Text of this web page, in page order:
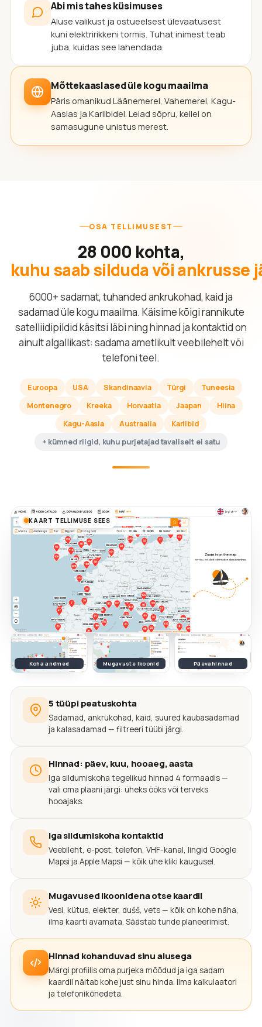
Abi mis tahes küsimuses
Aluse valikust ja ostueelsest ülevaatusest
kuni elektririkkeni tormis. Tuhat inimest teab
juba, kuidas see lahendada.
Mõttekaaslased üle kogu maailma
Päris omanikud Läänemerel, Vahemerel, Kagu-
Aasias ja Kariibidel. Leiad sõpru, kellel on
samasugune unistus merest.
OSA TELLIMUSEST
28 000 kohta,
kuhu saab silduda või ankrusse
6000+ sadamat, tuhanded ankrukohad, kaid ja
sadamad üle kogu maailma. Käisime kõigi rannikute
satelliidipildid käsitsi läbi ning hinnad ja kontaktid on
ainult algallikast: sadama ametlikult veebilehelt või
telefoni teel.
Euroopa USA Skandinaavia Türgi
Tuneesia
Montenegro
Kreeka Horvaatia Jaapan
Hiina
Kagu-Aasia
Austraalia
Kariibid
+ kümned riigid, kuhu purjetajad tavaliselt ei satu
KAART TELLIMUSE SEES
Koha andmed Mugavuste ikoonid Päevahinnad
5 tüüpi peatuskohta
Sadamad, ankrukohad, kaid, suured kaubasadamad
ja kalasadamad — filtreeri tüübi järgi.
Hinnad: päev, kuu, hooaeg, aasta
Iga sildumiskoha tegelikud hinnad 4 formaadis —
vali oma plaani järgi: üheks ööks või terveks
hooajaks.
Iga sildumiskoha kontaktid
Veebileht, e-post, telefon, VHF-kanal, lingid Google
Mapsi ja Apple Mapsi — kõik ühe kliki kaugusel.
Mugavused ikoonidena otse kaardil
Vesi, kütus, elekter, dušš, vets — kõik on kohe näha,
ilma kaarti avamata. Säästab tunde planeerimist.
Hinnad kohanduvad sinu alusega
Märgi profiilis oma purjeka mõõdud ja iga sadam
kaardil näitab kohe just sinu hinda. Ilma kalkulaatori
ja telefonikõnedeta.